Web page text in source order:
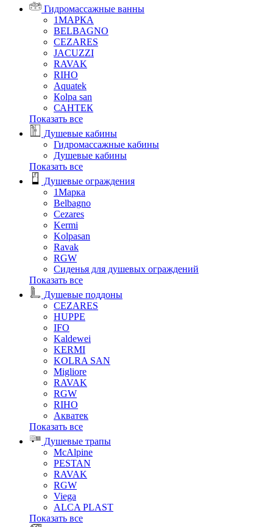
Гидромассажные ванны
1МАРКА
BELBAGNO
CEZARES
JACUZZI
RAVAK
RIHO
Аquatek
Кolpa san
САНТЕК
Показать все
Душевые кабины
Гидромассажные кабины
Душевые кабины
Показать все
Душевые ограждения
1Марка
Belbagno
Cezares
Kermi
Kolpasan
Ravak
RGW
Сиденья для душевых ограждений
Показать все
Душевые поддоны
CEZARES
HUPPE
IFO
Kaldewei
KERMI
KOLRA SAN
Migliore
RAVAK
RGW
RIHO
Акватек
Показать все
Душевые трапы
McAlpine
PESTAN
RAVAK
RGW
Viega
АLCA PLAST
Показать все